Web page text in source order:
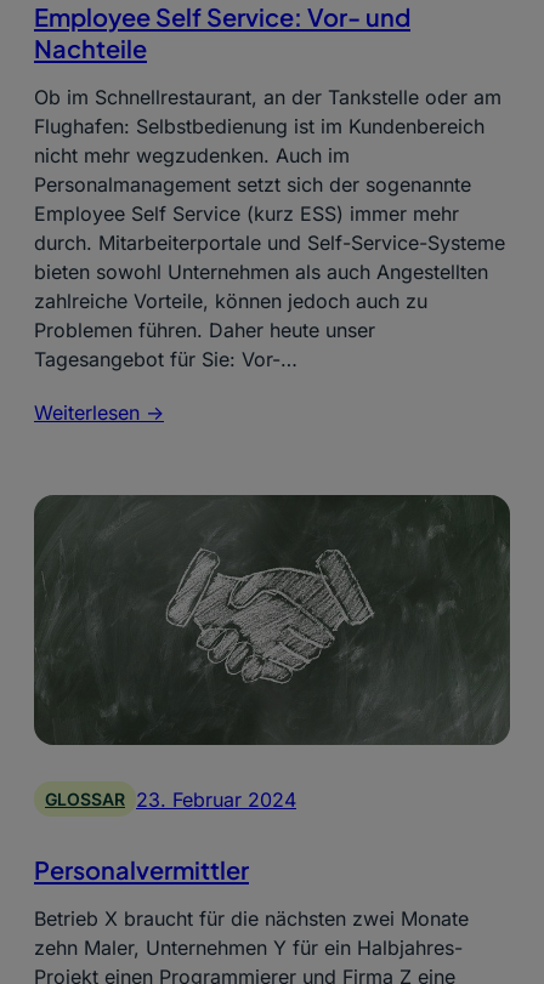
Employee Self Service: Vor- und
Nachteile
Ob im Schnellrestaurant, an der Tankstelle oder am
Flughafen: Selbstbedienung ist im Kundenbereich
nicht mehr wegzudenken. Auch im
Personalmanagement setzt sich der sogenannte
Employee Self Service (kurz ESS) immer mehr
durch. Mitarbeiterportale und Self-Service-Systeme
bieten sowohl Unternehmen als auch Angestellten
zahlreiche Vorteile, können jedoch auch zu
Problemen führen. Daher heute unser
Tagesangebot für Sie: Vor-…
Weiterlesen ->
GLOSSAR 23. Februar 2024
Personalvermittler
Betrieb X braucht für die nächsten zwei Monate
zehn Maler, Unternehmen Y für ein Halbjahres-
Projekt einen Programmierer und Firma Z eine